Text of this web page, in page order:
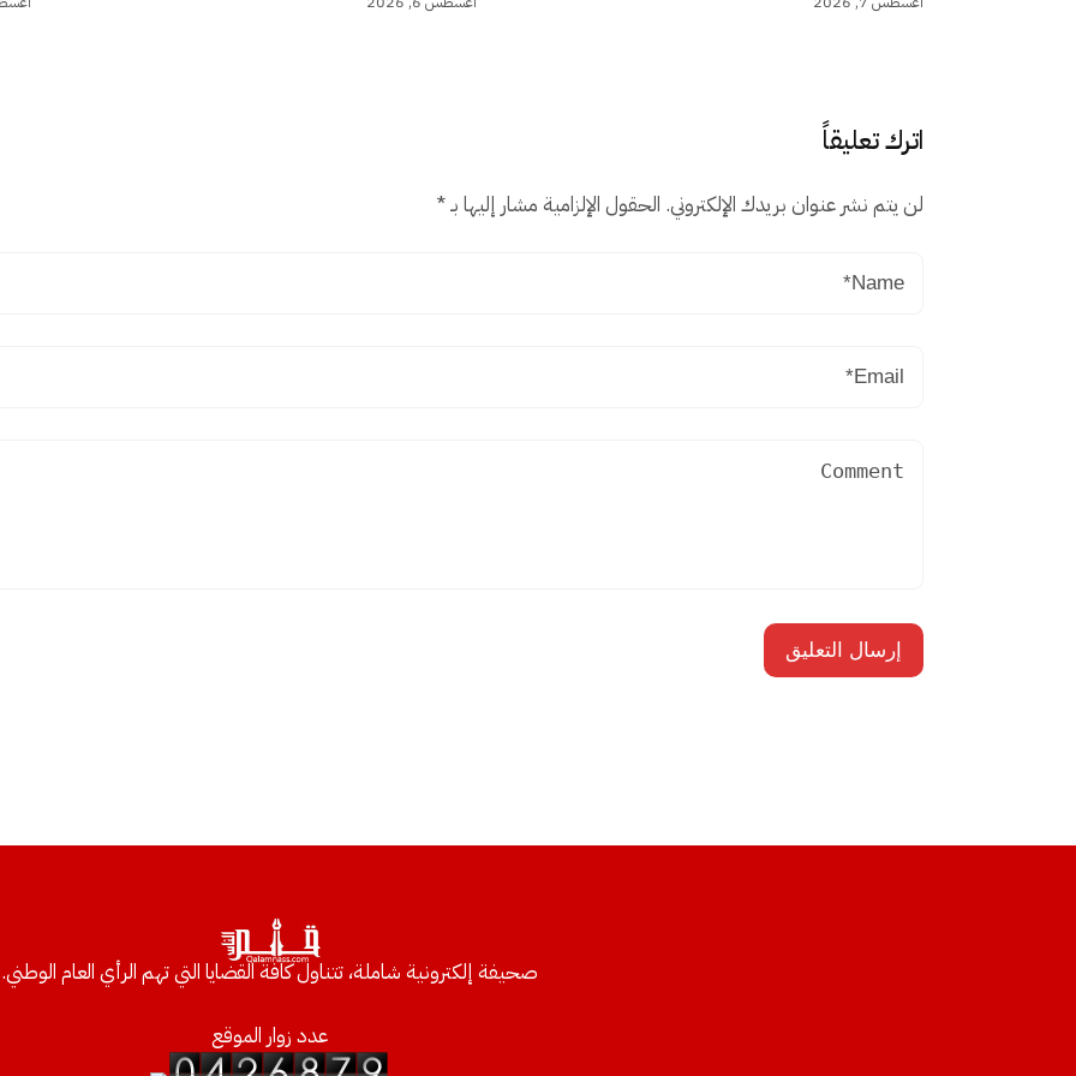
اترك تعليقاً
لن يتم نشر عنوان بريدك الإلكتروني. الحقول الإلزامية مشار إليها بـ*
صحيفة إلكترونية شاملة، تتناول كافة القضايا التي تهم الرأي العام الوطني.
عدد زوار الموقع